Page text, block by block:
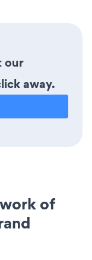
our
away.
of